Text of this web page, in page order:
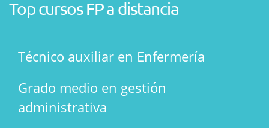
Top cursos FP a distancia
Técnico auxiliar en Enfermería
Grado medio en gestión
administrativa